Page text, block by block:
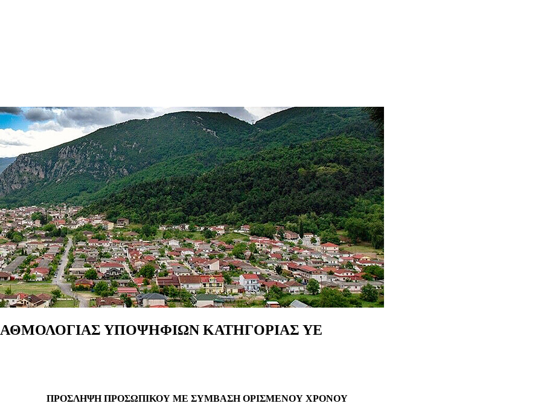
ΥΠΟΨΗΦΙΩΝ ΚΑΤΗΓΟΡΙΑΣ ΥΕ
ΠΡΟΣΛΗΨΗ ΠΡΟΣΩΠΙΚΟΥ ΜΕ ΣΥΜΒΑΣΗ ΟΡΙΣΜΕΝΟΥ ΧΡΟΝΟΥ